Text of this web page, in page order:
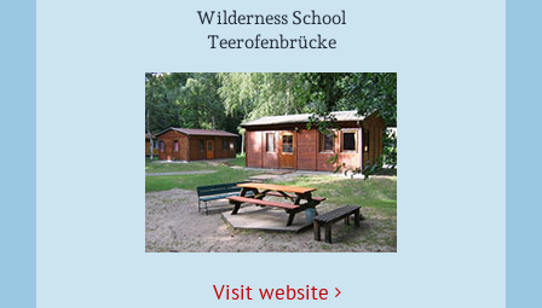
Wilderness School
Teerofenbrücke
Vis­it website